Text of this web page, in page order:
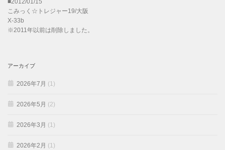
■2012/01/15
こみっく☆トレジャー19/大阪
X-33b
※2011年以前は削除しました。
アーカイブ
2026年7月 (1)
2026年5月 (2)
2026年3月 (1)
2026年2月 (1)